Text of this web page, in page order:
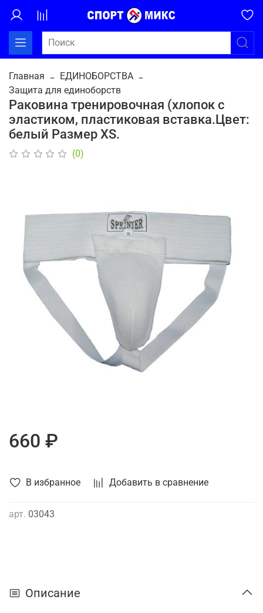
Главная
ЕДИНОБОРСТВА
Защита для единоборств
Раковина тренировочная (хлопок с
эластиком, пластиковая вставка.Цвет:
белый Размер XS.
(0)
В избранное Добавить в сравнение
арт. 03043
660 ₽
Описание